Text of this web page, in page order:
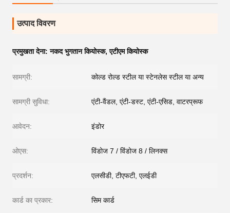
उत्पाद विवरण
प्रमुखता देना:नकद भुगतान कियोस्क,एटीएम कियोस्क
सामग्री: कोल्ड रोल्ड स्टील या स्टेनलेस स्टील या अन्य
सामग्री सुविधा: एंटी-वैंडल, एंटी-डस्ट, एंटी-एसिड, वाटरप्रूफ
आवेदन: इंडोर
ओएस: विंडोज 7 / विंडोज 8 / लिनक्स
प्रदर्शन: एलसीडी, टीएफटी, एलईडी
कार्ड का प्रकार: सिम कार्ड